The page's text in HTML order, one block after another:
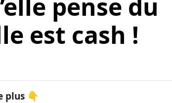
pense du
est cash !
plus 👇